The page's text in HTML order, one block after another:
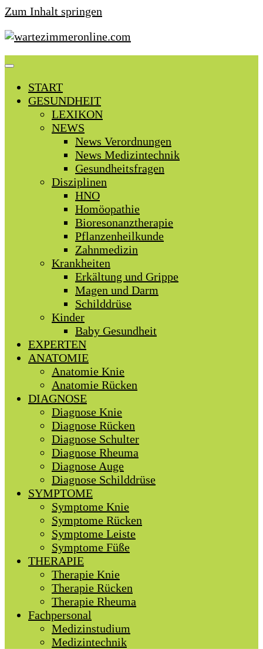
Zum Inhalt springen
START
GESUNDHEIT
LEXIKON
NEWS
News Verordnungen
News Medizintechnik
Gesundheitsfragen
Disziplinen
HNO
Homöopathie
Bioresonanztherapie
Pflanzenheilkunde
Zahnmedizin
Krankheiten
Erkältung und Grippe
Magen und Darm
Schilddrüse
Kinder
Baby Gesundheit
EXPERTEN
ANATOMIE
Anatomie Knie
Anatomie Rücken
DIAGNOSE
Diagnose Knie
Diagnose Rücken
Diagnose Schulter
Diagnose Rheuma
Diagnose Auge
Diagnose Schilddrüse
SYMPTOME
Symptome Knie
Symptome Rücken
Symptome Leiste
Symptome Füße
THERAPIE
Therapie Knie
Therapie Rücken
Therapie Rheuma
Fachpersonal
Medizinstudium
Medizintechnik